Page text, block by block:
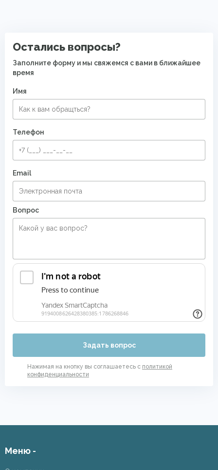
Современные ковры в спальню
Остались вопросы?
Заполните форму и мы свяжемся с вами в ближайшее
время
Имя
Телефон
Email
Вопрос
Задать вопрос
Нажимая на кнопку вы соглашаетесь с политикой
конфиденциальности
Меню -